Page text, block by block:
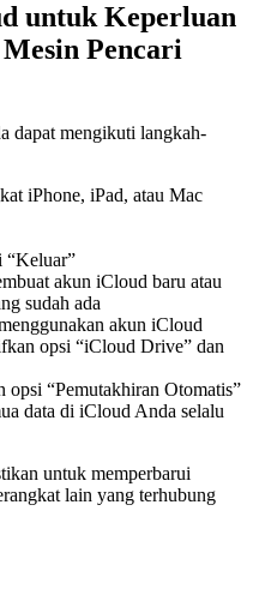
untuk Keperluan
Pencari
dapat mengikuti langkah-
iPhone, iPad, atau Mac
“Keluar”
akun iCloud baru atau
sudah ada
akun iCloud
opsi “iCloud Drive” dan
opsi “Pemutakhiran Otomatis”
data di iCloud Anda selalu
untuk memperbarui
lain yang terhubung